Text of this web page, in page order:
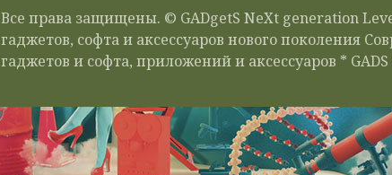
Все права защищены. © GADgetS NeXt generation
гаджетов, софта и аксессуаров нового поколения
гаджетов и софта, приложений и аксессуаров *